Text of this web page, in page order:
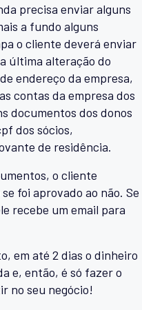
precisa enviar alguns
a fundo alguns
o cliente deverá enviar
última alteração do
endereço da empresa,
contas da empresa dos
documentos dos donos
dos sócios,
de residência.
o cliente
foi aprovado ao não. Se
recebe um email para
em até 2 dias o dinheiro
e, então, é só fazer o
no seu negócio!